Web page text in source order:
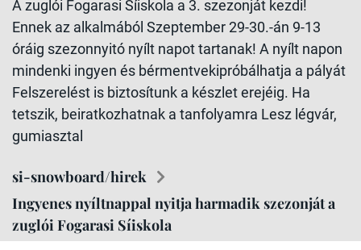
A zuglói Fogarasi Síiskola a 3. szezonját kezdi!
Ennek az alkalmából Szeptember 29-30.-án 9-13
óráig szezonnyitó nyílt napot tartanak! A nyílt napon
mindenki ingyen és bérmentvekipróbálhatja a pályát
Felszerelést is biztosítunk a készlet erejéig. Ha
tetszik, beiratkozhatnak a tanfolyamra Lesz légvár,
gumiasztal
si-snowboard/hirek
Ingyenes nyíltnappal nyitja harmadik szezonját a
zuglói Fogarasi Síiskola